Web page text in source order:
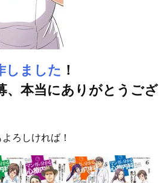
しました ！
、本当にありがとうござ
ろしければ！